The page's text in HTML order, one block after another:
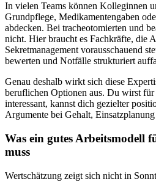
In vielen Teams können Kolleginnen
Grundpflege, Medikamentengaben
abdecken. Bei tracheotomierten und
nicht. Hier braucht es Fachkräfte, die
Sekretmanagement vorausschauend
bewerten und Notfälle strukturiert
Genau deshalb wirkt sich diese
beruflichen Optionen aus. Du wirst für
interessant, kannst dich gezielter
Argumente bei Gehalt,
Was ein gutes Arbeitsmodell
muss
Wertschätzung zeigt sich nicht in